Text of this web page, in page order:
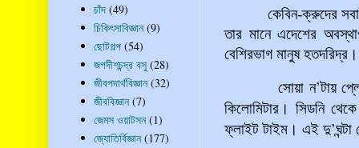
কেবিন-ক্রুদের সবাই
তার মানে এদেশের
বেশিরভাগ মানুষ হতদরিদ্র।
সোয়া ন’টায়
কিলোমিটার। সিডনি থেকে
ফ্লাইট টাইম। এই দু’ঘন্টা
চাঁদ (49)
চিকিৎসাবিজ্ঞান (9)
ছোটগল্প (54)
জগদীশচন্দ্র বসু (28)
জীবপদার্থবিজ্ঞান (32)
জীববিজ্ঞান (7)
জেমস ওয়াটসন (1)
জ্যোতির্বিজ্ঞান (177)